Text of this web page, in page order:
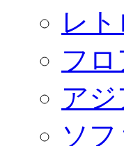
レ
フ
ア
ソフ